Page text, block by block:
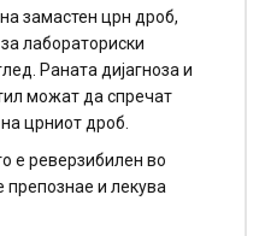
замастен црн дроб,
лабораториски
Раната дијагноза и
можат да спречат
црниот дроб.
е реверзибилен во
препознае и лекува